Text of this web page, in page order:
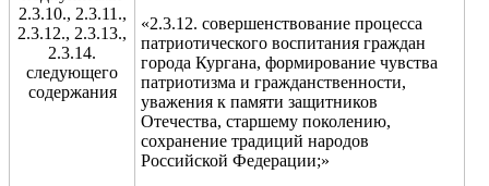
2.3.10., 2.3.11.,
2.3.12., 2.3.13.,
2.3.14.
следующего
содержания
«2.3.12. совершенствование процесса
патриотического воспитания граждан
города Кургана, формирование чувства
патриотизма и гражданственности,
уважения к памяти защитников
Отечества, старшему поколению,
сохранение традиций народов
Российской Федерации;»